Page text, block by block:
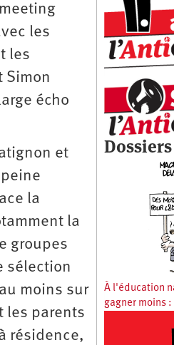
les
les
Simon
écho
et
la
la
groupes
sélection
moins sur
les parents
résidence,
Dossiers
À l'éducation
gagner moins :